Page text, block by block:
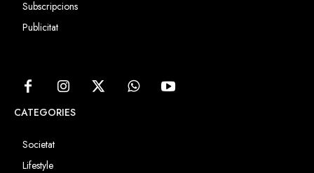
Subscripcions
Publicitat
CATEGORIES
Societat
Lifestyle